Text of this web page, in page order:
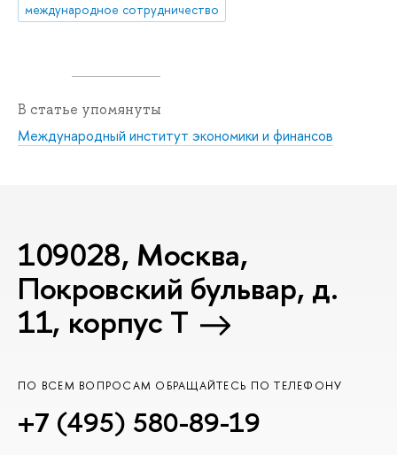
международное сотрудничество
В статье упомянуты
Международный институт экономики и финансов
109028, Москва,
Покровский бульвар, д.
11, корпус T
ПО ВСЕМ ВОПРОСАМ ОБРАЩАЙТЕСЬ ПО ТЕЛЕФОНУ
+7 (495) 580-89-19